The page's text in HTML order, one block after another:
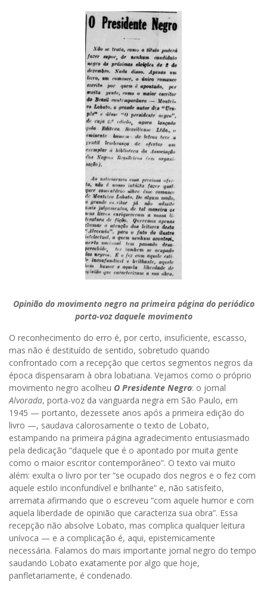
Opinião do movimento negro na primeira página do periódico
porta-voz daquele movimento
O reconhecimento do erro é, por certo, insuficiente, escasso,
mas não é destituído de sentido, sobretudo quando
confrontado com a recepção que certos segmentos negros da
época dispensaram à obra lobatiana. Vejamos como o próprio
movimento negro acolheu O Presidente Negro: o jornal
Alvorada, porta-voz da vanguarda negra em São Paulo, em
1945 — portanto, dezessete anos após a primeira edição do
livro —, saudava calorosamente o texto de Lobato,
estampando na primeira página agradecimento entusiasmado
pela dedicação “daquele que é o apontado por muita gente
como o maior escritor contemporâneo”. O texto vai muito
além: exulta o livro por ter “se ocupado dos negros e o fez com
aquele estilo inconfundível e brilhante” e, não satisfeito,
arremata afirmando que o escreveu “com aquele humor e com
aquela liberdade de opinião que caracteriza sua obra”. Essa
recepção não absolve Lobato, mas complica qualquer leitura
unívoca — e a complicação é, aqui, epistemicamente
necessária. Falamos do mais importante jornal negro do tempo
saudando Lobato exatamente por algo que hoje,
panfletariamente, é condenado.